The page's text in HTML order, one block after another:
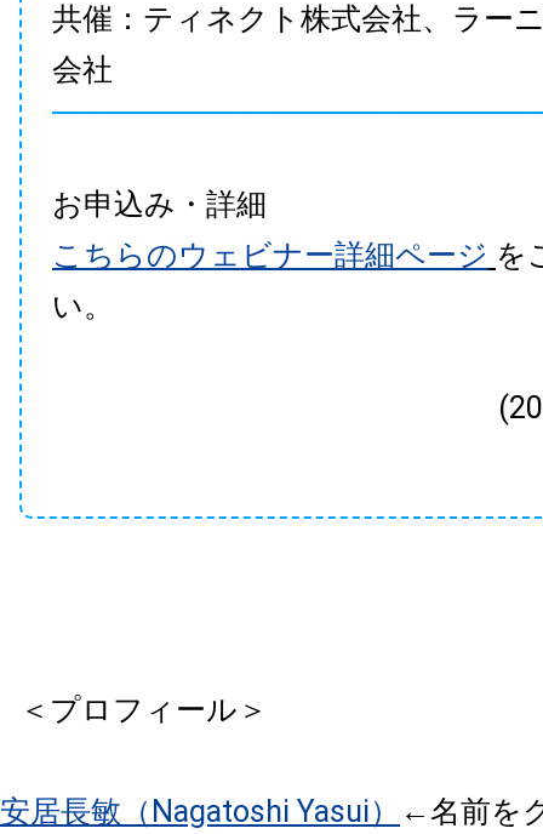
共催：ティネクト株式会社、ラー
会社
お申込み・詳細
こちらのウェビナー詳細ページ を
い。
＜プロフィール＞
安居長敏（Nagatoshi Yasui）
←名前を